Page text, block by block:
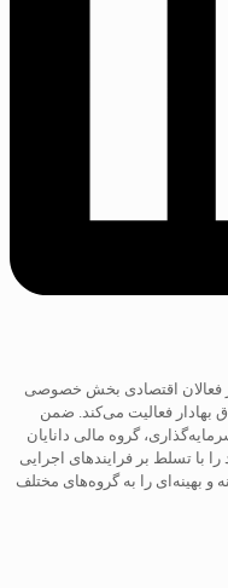
فعالان اقتصادی بخش خصوصی
فعالیت می‌کند. ضمن
گروه مالی دانایان
با تسلط بر فرایند‌های اجرایی
و بهینه‌ای را به گروه‌های مختلف